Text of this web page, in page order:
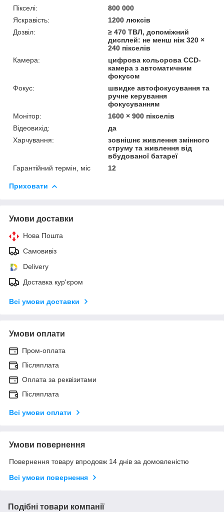
Пікселі:
800 000
Яскравість:
1200 люксів
Дозвіл:
≥ 470 ТВЛ, допоміжний
дисплей: не менш ніж 320 ×
240 пікселів
Камера:
цифрова кольорова CCD-
камера з автоматичним
фокусом
Фокус:
швидке автофокусування та
ручне керування
фокусуванням
Монітор:
1600 × 900 пікселів
Відеовихід:
да
Харчування:
зовнішнє живлення змінного
струму та живлення від
вбудованої батареї
Гарантійний термін, міс
12
Приховати
Умови доставки
Нова Пошта
Самовивіз
Delivery
Доставка кур'єром
Всі умови доставки
Умови оплати
Пром-оплата
Післяплата
Оплата за реквізитами
Післяплата
Всі умови оплати
Умови повернення
Повернення товару впродовж 14 днів за домовленістю
Всі умови повернення
Подібні товари компанії